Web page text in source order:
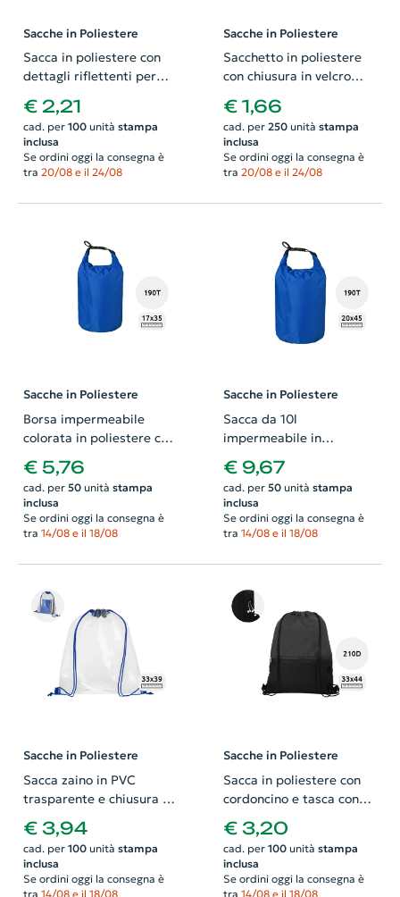
Sacche in Poliestere
Sacca in poliestere con
dettagli riflettenti per
chiusura a coulisse da
210D 35X40cm
€ 2,21
cad. per 100unità stampa
inclusa
Se ordini oggi la consegna è
tra 20/08 e il 24/08
Sacche in Poliestere
Sacchetto in poliestere
con chiusura in velcro
€ 1,66
cad. per 250unità stampa
inclusa
Se ordini oggi la consegna è
tra 20/08 e il 24/08
Sacche in Poliestere
Borsa impermeabile
colorata in poliestere con
chiusura a moschettone
da 190T 17x35cm
€ 5,76
cad. per 50unità stampa
inclusa
Se ordini oggi la consegna è
tra 14/08 e il 18/08
Sacche in Poliestere
Sacca da 10l
impermeabile in
poliestere con chiusura
ad avvolgimento con
fibbia in plastica
20x45cm
€ 9,67
cad. per 50unità stampa
inclusa
Se ordini oggi la consegna è
tra 14/08 e il 18/08
Sacche in Poliestere
Sacca zaino in PVC
trasparente e chiusura a
coulisse con cordini
colorati 33x39cm
€ 3,94
cad. per 100unità stampa
inclusa
Se ordini oggi la consegna è
tra 14/08 e il 18/08
Sacche in Poliestere
Sacca in poliestere con
cordoncino e tasca con
passaggio per auricolari
da 210D 33x44cm
€ 3,20
cad. per 100unità stampa
inclusa
Se ordini oggi la consegna è
tra 14/08 e il 18/08